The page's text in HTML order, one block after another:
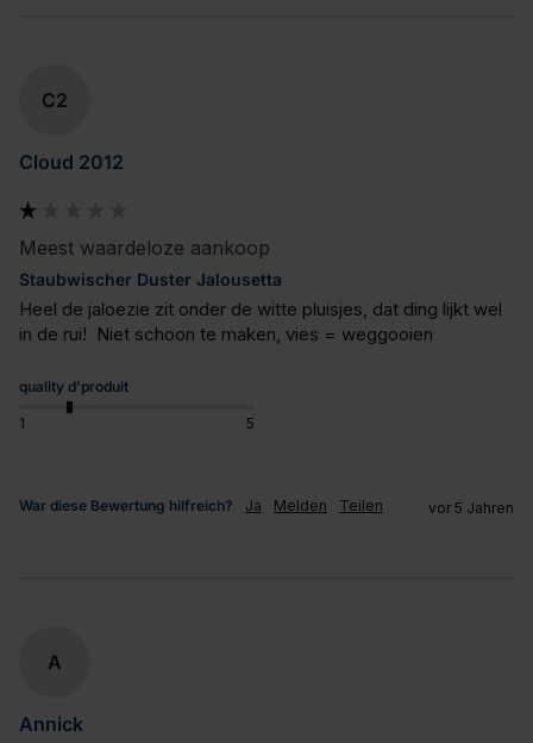
C2
Cloud 2012
Meest waardeloze aankoop
Staubwischer Duster Jalousetta
Heel de jaloezie zit onder de witte pluisjes, dat ding lijkt wel
in de rui!  Niet schoon te maken, vies = weggooien
quality d'produit
1 5
War diese Bewertung hilfreich? Ja Melden Teilen vor 5 Jahren
A
Annick